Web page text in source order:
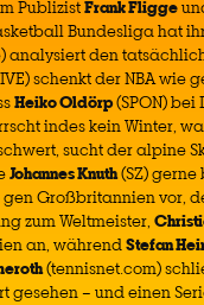
PublizistFrank Fligge
Bundesliga hat
den
schenkt der NBA wie
Heiko Oldörp(SPON) bei
indes kein Winter,
sucht der alpine
Johannes Knuth(SZ)
gen Großbritannien vor,
zum Weltmeister,
an, währendStefan
(tennisnet.com)
gesehen – und einen